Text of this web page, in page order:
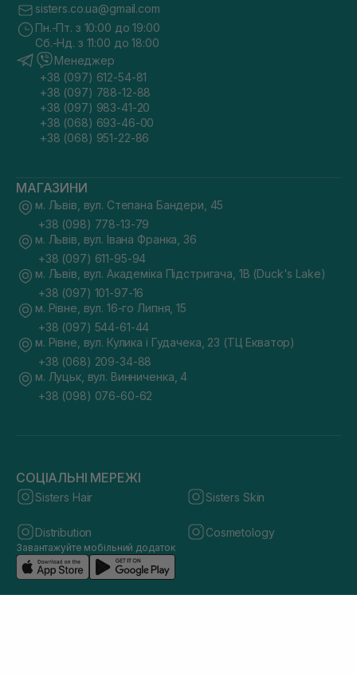
sisters.co.ua@gmail.com
Пн.-Пт. з 10:00 до 19:00
Сб.-Нд. з 11:00 до 18:00
Менеджер
+38 (097) 612-54-81
+38 (097) 788-12-88
+38 (097) 983-41-20
+38 (068) 693-46-00
+38 (068) 951-22-86
МАГАЗИНИ
м. Львів, вул. Степана Бандери, 45
+38 (098) 778-13-79
м. Львів, вул. Івана Франка, 36
+38 (097) 611-95-94
м. Львів, вул. Академіка Підстригача, 1В (Duck's Lake)
+38 (097) 101-97-16
м. Рівне, вул. 16-го Липня, 15
+38 (097) 544-61-44
м. Рівне, вул. Кулика і Гудачека, 23 (ТЦ Екватор)
+38 (068) 209-34-88
м. Луцьк, вул. Винниченка, 4
+38 (098) 076-60-62
СОЦІАЛЬНІ МЕРЕЖІ
Sisters Hair Sisters Skin
Distribution Cosmetology
Завантажуйте мобільний додаток